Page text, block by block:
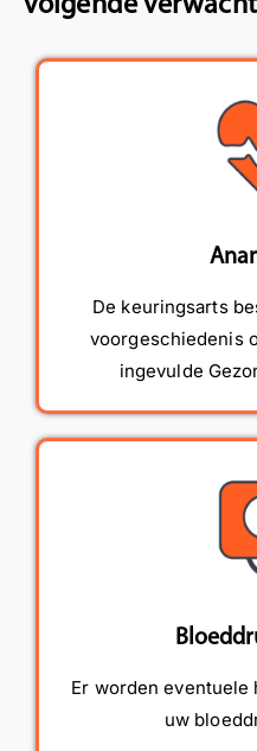
De keuringsarts
voorgeschiedenis
ingevulde
Er worden eventuele
uw